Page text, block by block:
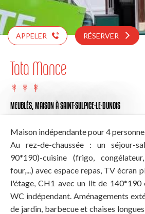
APPELER RÉSERVER
Tata Mance
MEUBLÉS, MAISONÀ SAINT-SULPICE-LE-DUNOIS
Maison indépendante pour 4
Au rez-de-chaussée : un séjour-
90*190)-cuisine (frigo,
four,...) avec espace repas, TV écran
l'étage, CH1 avec un lit de 140*190
WC indépendant. Aménagements
de jardin, barbecue et chaises